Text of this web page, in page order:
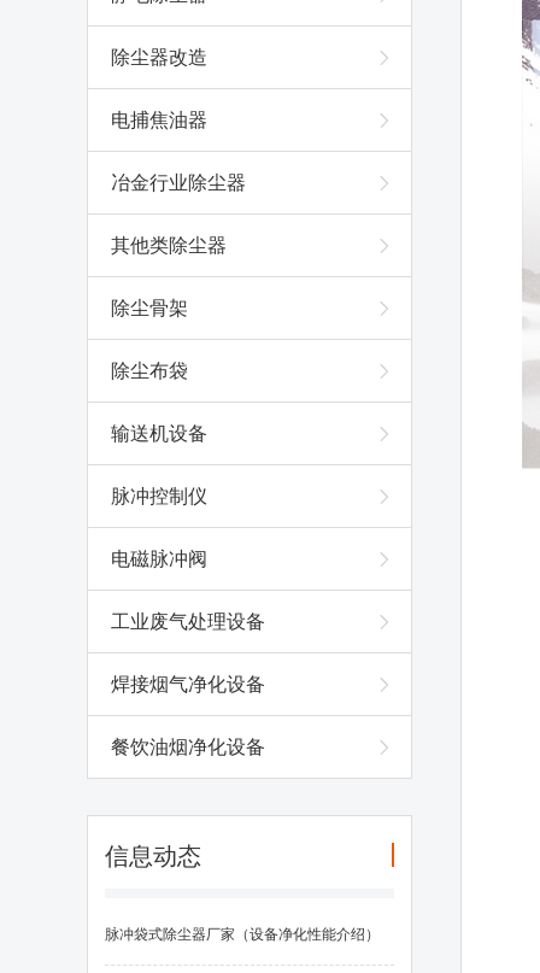
除尘器改造
电捕焦油器
冶金行业除尘器
其他类除尘器
除尘骨架
除尘布袋
输送机设备
脉冲控制仪
电磁脉冲阀
工业废气处理设备
焊接烟气净化设备
餐饮油烟净化设备
信息动态
脉冲袋式除尘器厂家（设备净化性能介绍）